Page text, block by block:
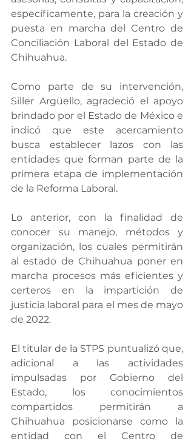
específicamente, para la creación y
puesta en marcha del Centro de
Conciliación Laboral del Estado de
Chihuahua.
Como parte de su intervención,
Siller Argüello, agradeció el apoyo
brindado por el Estado de México e
indicó que este acercamiento
busca establecer lazos con las
entidades que forman parte de la
primera etapa de implementación
de la Reforma Laboral.
Lo anterior, con la finalidad de
conocer su manejo, métodos y
organización, los cuales permitirán
al estado de Chihuahua poner en
marcha procesos más eficientes y
certeros en la impartición de
justicia laboral para el mes de mayo
de 2022.
El titular de la STPS puntualizó que,
adicional a las actividades
impulsadas por Gobierno del
Estado, los conocimientos
compartidos permitirán a
Chihuahua posicionarse como la
entidad con el Centro de